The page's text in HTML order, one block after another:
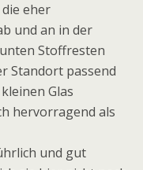
eher
und an in der
Stoffresten
Standort passend
Glas
hervorragend als
und gut